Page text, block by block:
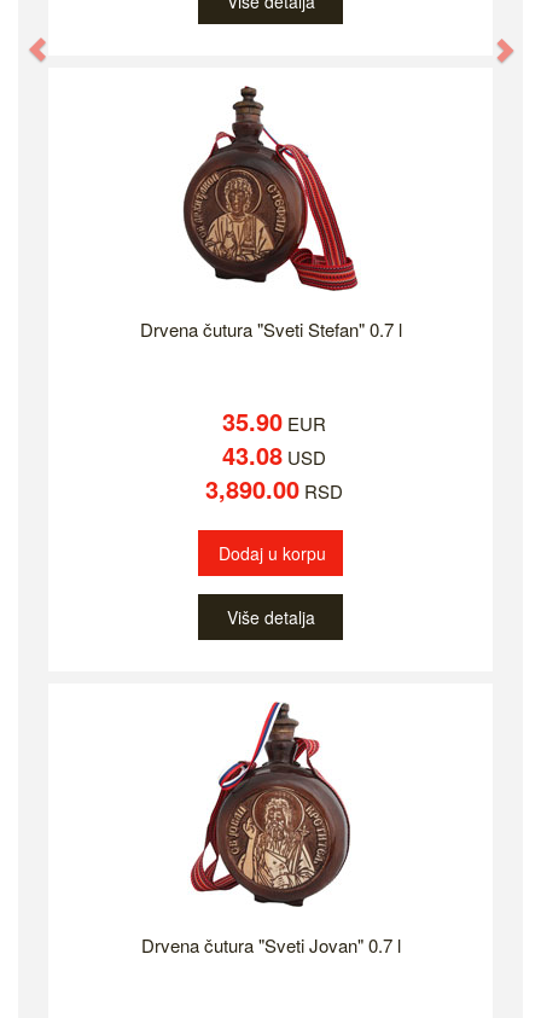
Drvena čutura "Sveti Stefan" 0.7 l
35.90EUR
43.08USD
3,890.00RSD
Dodaj u korpu
Više detalja
Drvena čutura "Sveti Jovan" 0.7 l